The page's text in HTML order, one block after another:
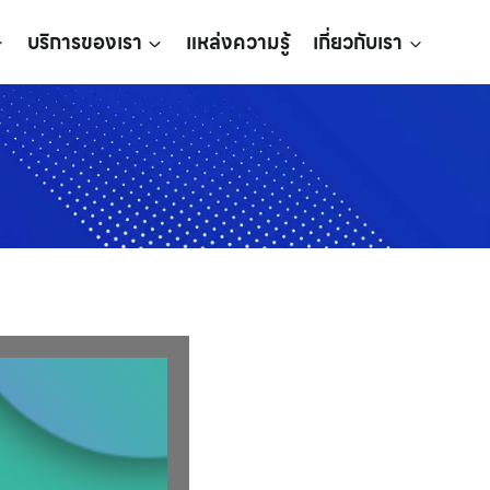
บริการของเรา แหล่งความรู้ เกี่ยวกับเรา